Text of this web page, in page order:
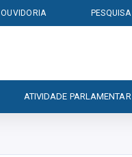
OUVIDORIA PESQUISA
ATIVIDADE PARLAMENTAR